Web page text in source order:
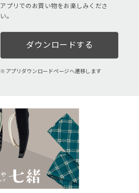
アプリでのお買い物をお楽しみくださ
い。
ダウンロードする
アプリダウンロードページへ遷移します